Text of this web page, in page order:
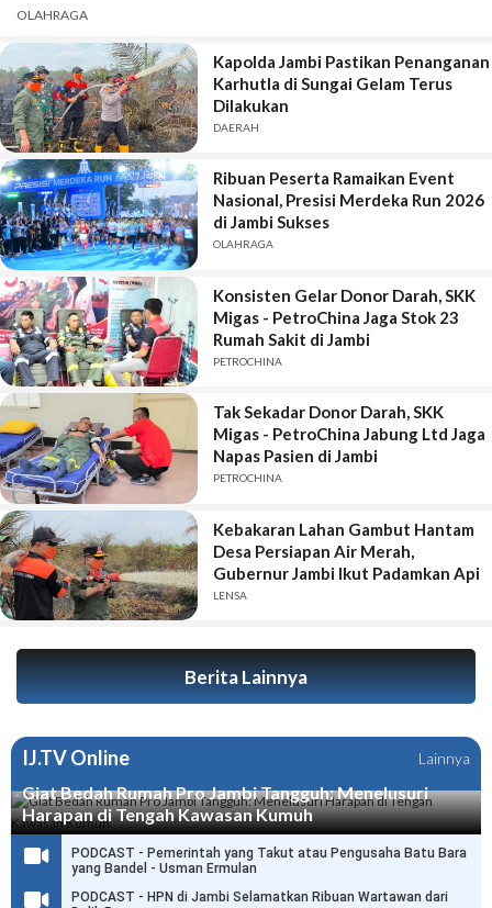
OLAHRAGA
Kapolda Jambi Pastikan Penanganan
Karhutla di Sungai Gelam Terus
Dilakukan
DAERAH
Ribuan Peserta Ramaikan Event
Nasional, Presisi Merdeka Run 2026
di Jambi Sukses
OLAHRAGA
Konsisten Gelar Donor Darah, SKK
Migas - PetroChina Jaga Stok 23
Rumah Sakit di Jambi
PETROCHINA
Tak Sekadar Donor Darah, SKK
Migas - PetroChina Jabung Ltd Jaga
Napas Pasien di Jambi
PETROCHINA
Kebakaran Lahan Gambut Hantam
Desa Persiapan Air Merah,
Gubernur Jambi Ikut Padamkan Api
LENSA
Berita Lainnya
IJ.TV Online Lainnya
Giat Bedah Rumah Pro Jambi Tangguh: Menelusuri
Harapan di Tengah Kawasan Kumuh
PODCAST - Pemerintah yang Takut atau Pengusaha Batu Bara
yang Bandel - Usman Ermulan
PODCAST - HPN di Jambi Selamatkan Ribuan Wartawan dari